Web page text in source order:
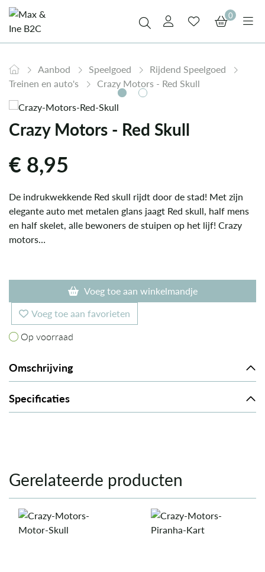
0
Aanbod Speelgoed
Rijdend Speelgoed
Treinen en auto's
Crazy Motors - Red Skull
Crazy Motors - Red Skull
€8,95
De indrukwekkende Red skull rijdt door de stad! Met zijn
elegante auto met metalen glans jaagt Red skull, half mens
en half skelet, alle bewoners de stuipen op het lijf! Crazy
motors…
Voeg toe aan winkelmandje
Voeg toe aan favorieten
Op voorraad
Op voorraad
Omschrijving
Specificaties
Gerelateerde producten